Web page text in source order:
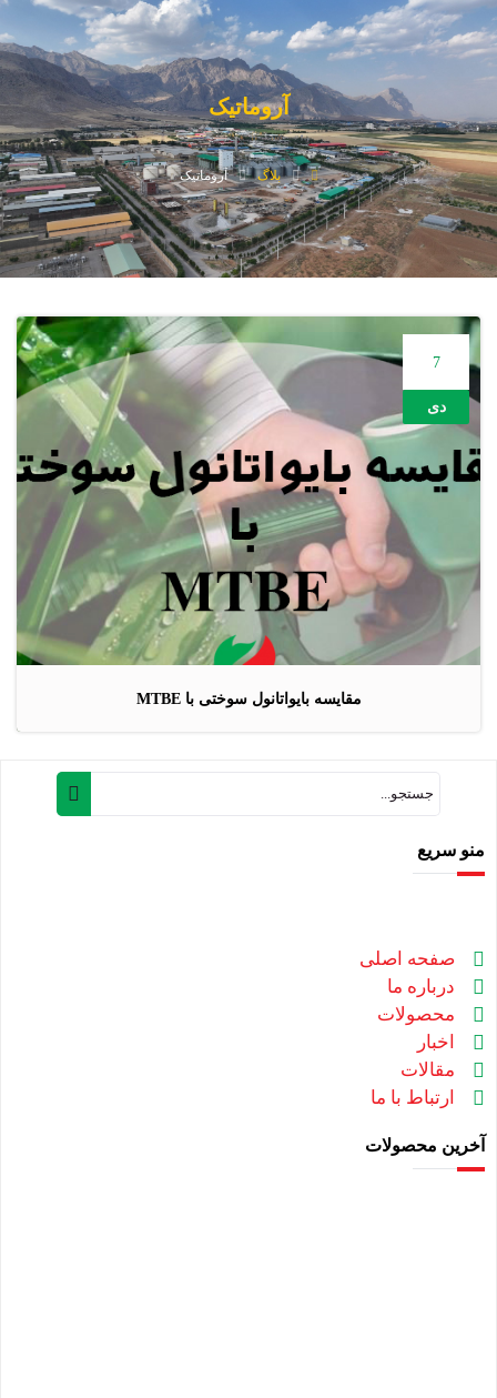
آروماتیک
بلاگ آروماتیک
مقایسه بایواتانول سوختی با MTBE
7
دی
منو سریع
صفحه اصلی
درباره ما
محصولات
اخبار
مقالات
ارتباط با ما
آخرین محصولات